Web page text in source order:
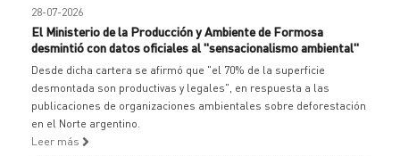
28-07-2026
El Ministerio de la Producción y Ambiente de Formosa
desmintió con datos oficiales al "sensacionalismo ambiental"
Desde dicha cartera se afirmó que "el 70% de la superficie
desmontada son productivas y legales", en respuesta a las
publicaciones de organizaciones ambientales sobre deforestación
en el Norte argentino.
Leer más